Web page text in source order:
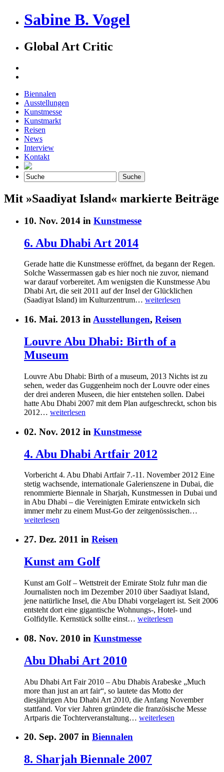
Sabine B. Vogel
Global Art Critic
Biennalen
Ausstellungen
Kunstmesse
Kunstmarkt
Reisen
News
Interview
Kontakt
Mit »Saadiyat Island« markierte Beiträge
10. Nov. 2014 in Kunstmesse
6. Abu Dhabi Art 2014
Gerade hatte die Kunstmesse eröffnet, da begann der Regen.
Solche Wassermassen gab es hier noch nie zuvor, niemand
war darauf vorbereitet. Am wenigsten die Kunstmesse Abu
Dhabi Art, die seit 2011 auf der Insel der Glücklichen
(Saadiyat Island) im Kulturzentrum… weiterlesen
16. Mai. 2013 in Ausstellungen, Reisen
Louvre Abu Dhabi: Birth of a
Museum
Louvre Abu Dhabi: Birth of a museum, 2013 Nichts ist zu
sehen, weder das Guggenheim noch der Louvre oder eines
der drei anderen Museen, die hier entstehen sollen. Dabei
hatte Abu Dhabi 2007 mit dem Plan aufgeschreckt, schon bis
2012… weiterlesen
02. Nov. 2012 in Kunstmesse
4. Abu Dhabi Artfair 2012
Vorbericht 4. Abu Dhabi Artfair 7.-11. November 2012 Eine
stetig wachsende, internationale Galerienszene in Dubai, die
renommierte Biennale in Sharjah, Kunstmessen in Dubai und
in Abu Dhabi – die Vereinigten Emirate entwickeln sich
immer mehr zu einem Must-Go der zeitgenössischen…
weiterlesen
27. Dez. 2011 in Reisen
Kunst am Golf
Kunst am Golf – Wettstreit der Emirate Stolz fuhr man die
Journalisten noch im Dezember 2010 über Saadiyat Island,
jene natürliche Insel, die Abu Dhabi vorgelagert ist. Seit 2006
entsteht dort eine gigantische Wohnungs-, Hotel- und
Golfidylle. Kernstück sollte einst… weiterlesen
08. Nov. 2010 in Kunstmesse
Abu Dhabi Art 2010
Abu Dhabi Art Fair 2010 – Abu Dhabis Arabeske „Much
more than just an art fair“, so lautete das Motto der
diesjährigen Abu Dhabi Art 2010, die Anfang November
stattfand. Vor vier Jahren gründete die französische Messe
Artparis die Tochterveranstaltung… weiterlesen
20. Sep. 2007 in Biennalen
8. Sharjah Biennale 2007